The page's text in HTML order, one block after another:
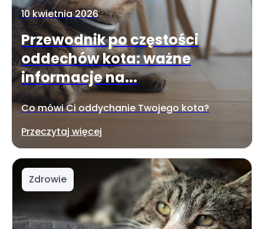
10 kwietnia 2026
Przewodnik po częstości
oddechów kota: ważne
informacje na...
Co mówi Ci oddychanie Twojego kota?
Przeczytaj więcej
Zdrowie